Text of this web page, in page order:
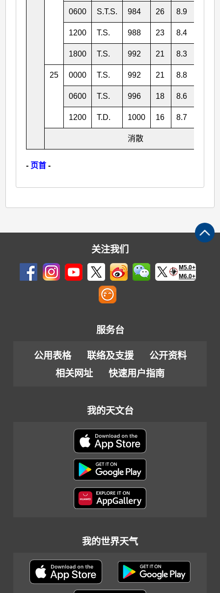
0600 S.T.S. 984 26 8.9
1200 T.S. 988 23 8.4
1800 T.S. 992 21 8.3
25 0000 T.S. 992 21 8.8
0600 T.S. 996 18 8.6
1200 T.D. 1000 16 8.7
消散
- 页首 -
关注我们
M5.0+
M6.0+
服务台
公用表格 联络及支援
公开资料
相关网址
快速用户指南
我的天文台
我的世界天气